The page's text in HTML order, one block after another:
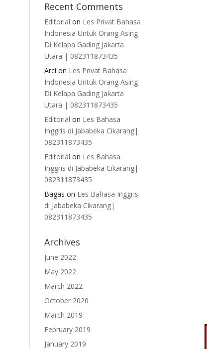
Recent Comments
Editorial on Les Privat Bahasa
Indonesia Untuk Orang Asing
Di Kelapa Gading Jakarta
Utara | 082311873435
Arci on Les Privat Bahasa
Indonesia Untuk Orang Asing
Di Kelapa Gading Jakarta
Utara | 082311873435
Editorial on Les Bahasa
Inggris di Jababeka Cikarang|
082311873435
Editorial on Les Bahasa
Inggris di Jababeka Cikarang|
082311873435
Bagas on Les Bahasa Inggris
di Jababeka Cikarang|
082311873435
Archives
June 2022
May 2022
March 2022
October 2020
March 2019
February 2019
January 2019